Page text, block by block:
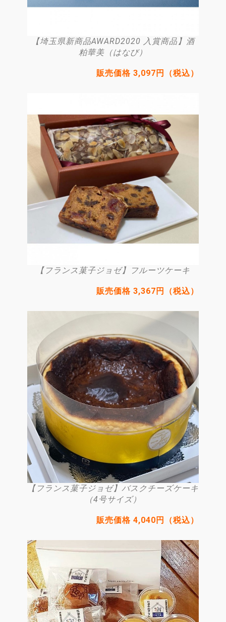
【埼玉県新商品AWARD2020 入賞商品】酒
粕華美（はなび）
販売価格 3,097円（税込）
【フランス菓子ジョゼ】フルーツケーキ
販売価格 3,367円（税込）
【フランス菓子ジョゼ】バスクチーズケーキ
（4号サイズ）
販売価格 4,040円（税込）